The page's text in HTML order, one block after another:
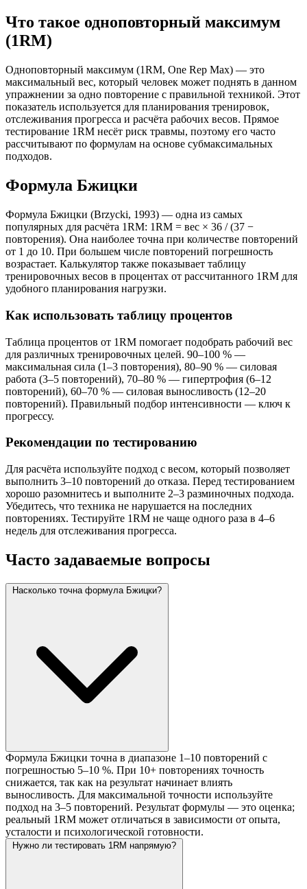
Что такое одноповторный максимум
(1RM)
Одноповторный максимум (1RM, One Rep Max) — это
максимальный вес, который человек может поднять в данном
упражнении за одно повторение с правильной техникой. Этот
показатель используется для планирования тренировок,
отслеживания прогресса и расчёта рабочих весов. Прямое
тестирование 1RM несёт риск травмы, поэтому его часто
рассчитывают по формулам на основе субмаксимальных
подходов.
Формула Бжицки
Формула Бжицки (Brzycki, 1993) — одна из самых
популярных для расчёта 1RM: 1RM = вес × 36 / (37 −
повторения). Она наиболее точна при количестве повторений
от 1 до 10. При большем числе повторений погрешность
возрастает. Калькулятор также показывает таблицу
тренировочных весов в процентах от рассчитанного 1RM для
удобного планирования нагрузки.
Как использовать таблицу процентов
Таблица процентов от 1RM помогает подобрать рабочий вес
для различных тренировочных целей. 90–100 % —
максимальная сила (1–3 повторения), 80–90 % — силовая
работа (3–5 повторений), 70–80 % — гипертрофия (6–12
повторений), 60–70 % — силовая выносливость (12–20
повторений). Правильный подбор интенсивности — ключ к
прогрессу.
Рекомендации по тестированию
Для расчёта используйте подход с весом, который позволяет
выполнить 3–10 повторений до отказа. Перед тестированием
хорошо разомнитесь и выполните 2–3 разминочных подхода.
Убедитесь, что техника не нарушается на последних
повторениях. Тестируйте 1RM не чаще одного раза в 4–6
недель для отслеживания прогресса.
Часто задаваемые вопросы
Насколько точна формула Бжицки?
Формула Бжицки точна в диапазоне 1–10 повторений с
погрешностью 5–10 %. При 10+ повторениях точность
снижается, так как на результат начинает влиять
выносливость. Для максимальной точности используйте
подход на 3–5 повторений. Результат формулы — это оценка;
реальный 1RM может отличаться в зависимости от опыта,
усталости и психологической готовности.
Нужно ли тестировать 1RM напрямую?